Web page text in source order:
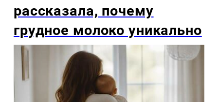
рассказала, почему
грудное молоко уникально